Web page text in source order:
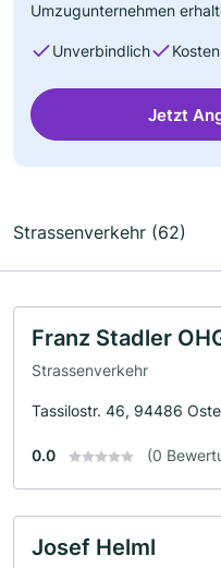
Umzugunternehmen
Unverbindlich
Jetzt
Strassenverkehr (62)
Franz Stadler
Strassenverkehr
Tassilostr. 46, 94486
0.0 (0
Josef Helml